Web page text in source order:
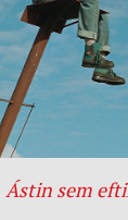
Ástin sem